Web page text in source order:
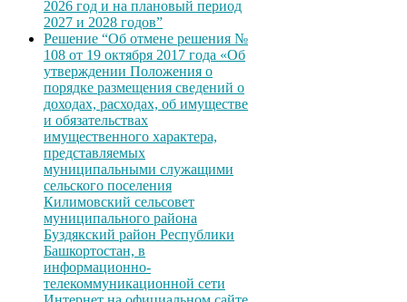
2026 год и на плановый период
2027 и 2028 годов”
Решение “Об отмене решения №
108 от 19 октября 2017 года «Об
утверждении Положения о
порядке размещения сведений о
доходах, расходах, об имуществе
и обязательствах
имущественного характера,
представляемых
муниципальными служащими
сельского поселения
Килимовский сельсовет
муниципального района
Буздякский район Республики
Башкортостан, в
информационно-
телекоммуникационной сети